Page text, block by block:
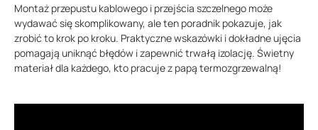
Montaż przepustu kablowego i przejścia szczelnego może
wydawać się skomplikowany, ale ten poradnik pokazuje, jak
zrobić to krok po kroku. Praktyczne wskazówki i dokładne ujęcia
pomagają uniknąć błędów i zapewnić trwałą izolację. Świetny
materiał dla każdego, kto pracuje z papą termozgrzewalną!